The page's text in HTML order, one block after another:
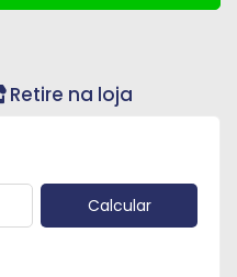
Retire na loja